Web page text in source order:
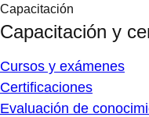
Capacitación
Capacitación y
Cursos y exámenes
Certificaciones
Evaluación de